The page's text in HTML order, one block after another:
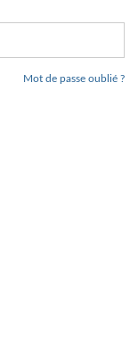
Mot de passe oublié ?